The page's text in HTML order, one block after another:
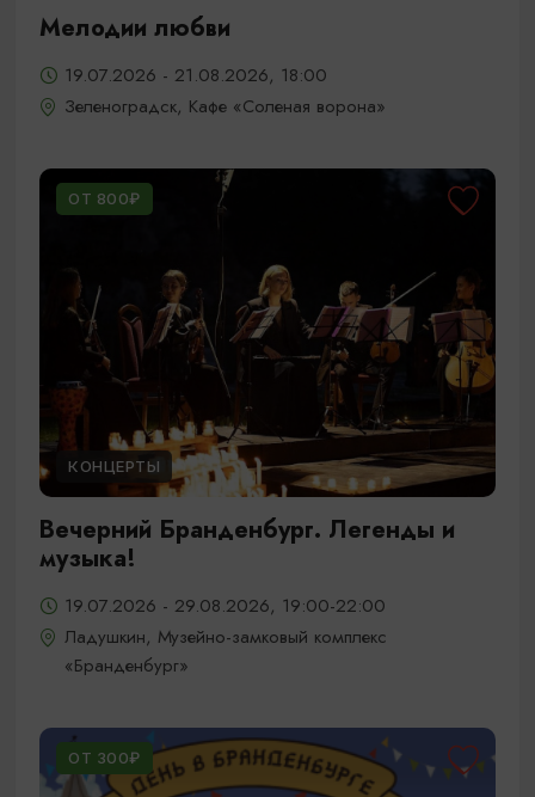
Мелодии любви
19.07.2026 - 21.08.2026, 18:00
Зеленоградск, Кафе «Соленая ворона»
ОТ 800₽
КОНЦЕРТЫ
Вечерний Бранденбург. Легенды и
музыка!
19.07.2026 - 29.08.2026, 19:00-22:00
Ладушкин, Музейно-замковый комплекс
«Бранденбург»
ОТ 300₽